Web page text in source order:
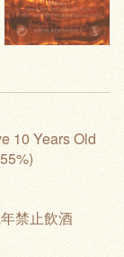
10 Years Old
禁止飲酒